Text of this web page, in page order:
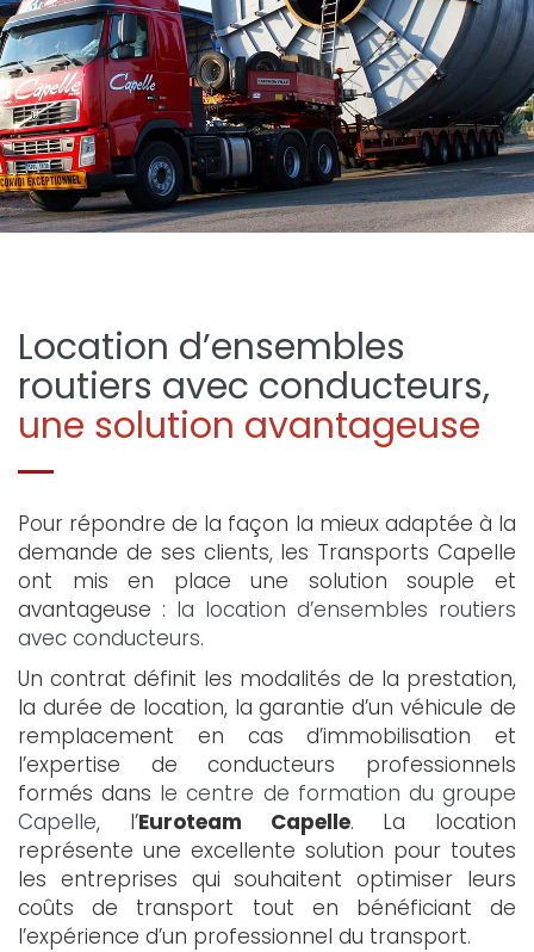
Location d’ensembles
routiers avec conducteurs,
une solution avantageuse
Pour répondre de la façon la mieux adaptée à la
demande de ses clients, les Transports Capelle
ont mis en place une solution souple et
avantageuse : la location d’ensembles routiers
avec conducteurs.
Un contrat définit les modalités de la prestation,
la durée de location, la garantie d’un véhicule de
remplacement en cas d’immobilisation et
l’expertise de conducteurs professionnels
formés dans le centre de formation du groupe
Capelle, l’Euroteam Capelle. La location
représente une excellente solution pour toutes
les entreprises qui souhaitent optimiser leurs
coûts de transport tout en bénéficiant de
l’expérience d’un professionnel du transport.